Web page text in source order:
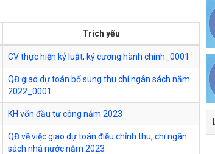
Trích yếu
CV thực hiện kỷ luật, kỷ cương hành chính_0001
QĐ giao dự toán bổ sung thu chí ngân sách năm
2022_0001
KH vốn đầu tư công năm 2023
QĐ về việc giao dự toán điều chỉnh thu, chi ngân
sách nhà nước năm 2023